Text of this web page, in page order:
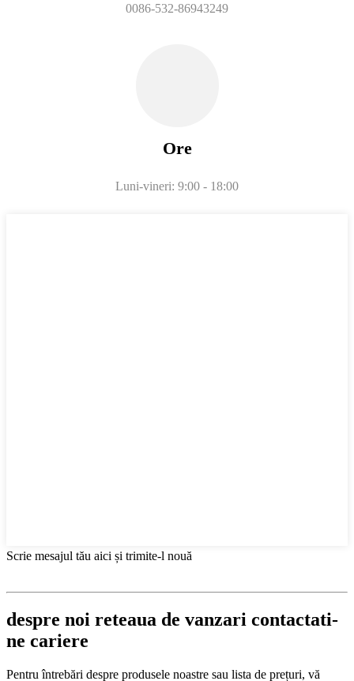
0086-532-86943249
Ore
Luni-vineri: 9:00 - 18:00
Scrie mesajul tău aici și trimite-l nouă
despre noi reteaua de vanzari contactati-
ne cariere
Pentru întrebări despre produsele noastre sau lista de prețuri, vă